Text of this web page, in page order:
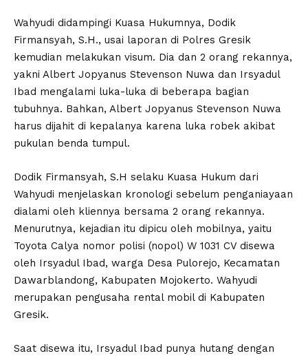
Wahyudi didampingi Kuasa Hukumnya, Dodik
Firmansyah, S.H., usai laporan di Polres Gresik
kemudian melakukan visum. Dia dan 2 orang rekannya,
yakni Albert Jopyanus Stevenson Nuwa dan Irsyadul
Ibad mengalami luka-luka di beberapa bagian
tubuhnya. Bahkan, Albert Jopyanus Stevenson Nuwa
harus dijahit di kepalanya karena luka robek akibat
pukulan benda tumpul.
Dodik Firmansyah, S.H selaku Kuasa Hukum dari
Wahyudi menjelaskan kronologi sebelum penganiayaan
dialami oleh kliennya bersama 2 orang rekannya.
Menurutnya, kejadian itu dipicu oleh mobilnya, yaitu
Toyota Calya nomor polisi (nopol) W 1031 CV disewa
oleh Irsyadul Ibad, warga Desa Pulorejo, Kecamatan
Dawarblandong, Kabupaten Mojokerto. Wahyudi
merupakan pengusaha rental mobil di Kabupaten
Gresik.
Saat disewa itu, Irsyadul Ibad punya hutang dengan